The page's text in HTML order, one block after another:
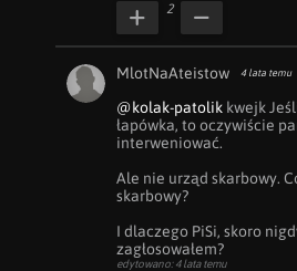
2
MlotNaAteistow 4 lata temu
@kolak-patolik kwejk
łapówka, to oczywiście
interweniować.
Ale nie urząd skarbowy.
skarbowy?
I dlaczego PiSi, skoro
zagłosowałem?
edytowano: 4 lata temu